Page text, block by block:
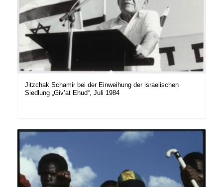
Jitzchak Schamir bei der Einweihung der israelischen
Siedlung „Giv’at Ehud“, Juli 1984